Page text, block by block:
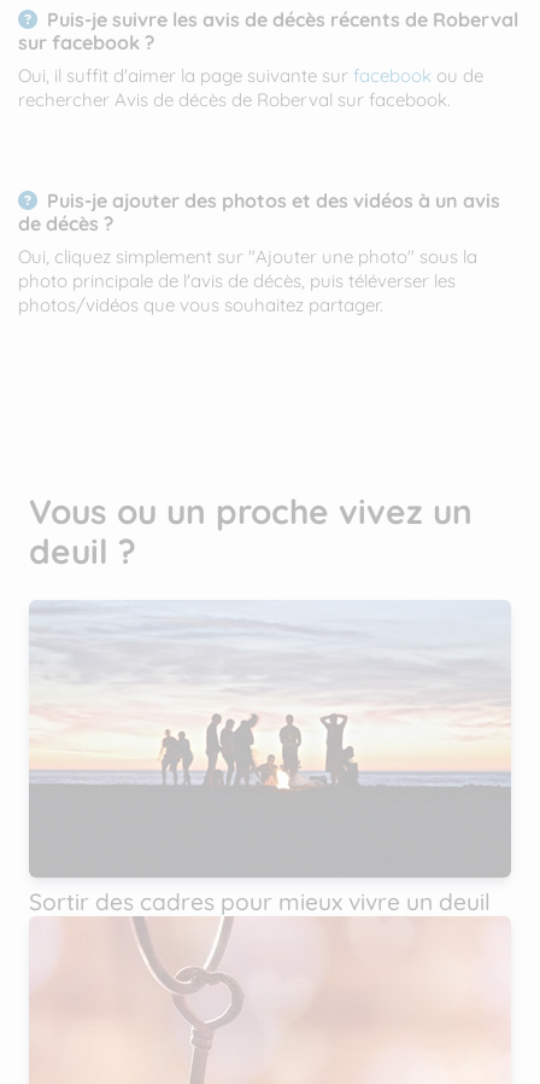
Puis-je suivre les avis de décès récents de Roberval
sur facebook ?
Oui, il suffit d'aimer la page suivante sur facebook ou de
rechercher Avis de décès de Roberval sur facebook.
Puis-je ajouter des photos et des vidéos à un avis
de décès ?
Oui, cliquez simplement sur "Ajouter une photo" sous la
photo principale de l'avis de décès, puis téléverser les
photos/vidéos que vous souhaitez partager.
Vous ou un proche vivez un
deuil ?
Sortir des cadres pour mieux vivre un deuil